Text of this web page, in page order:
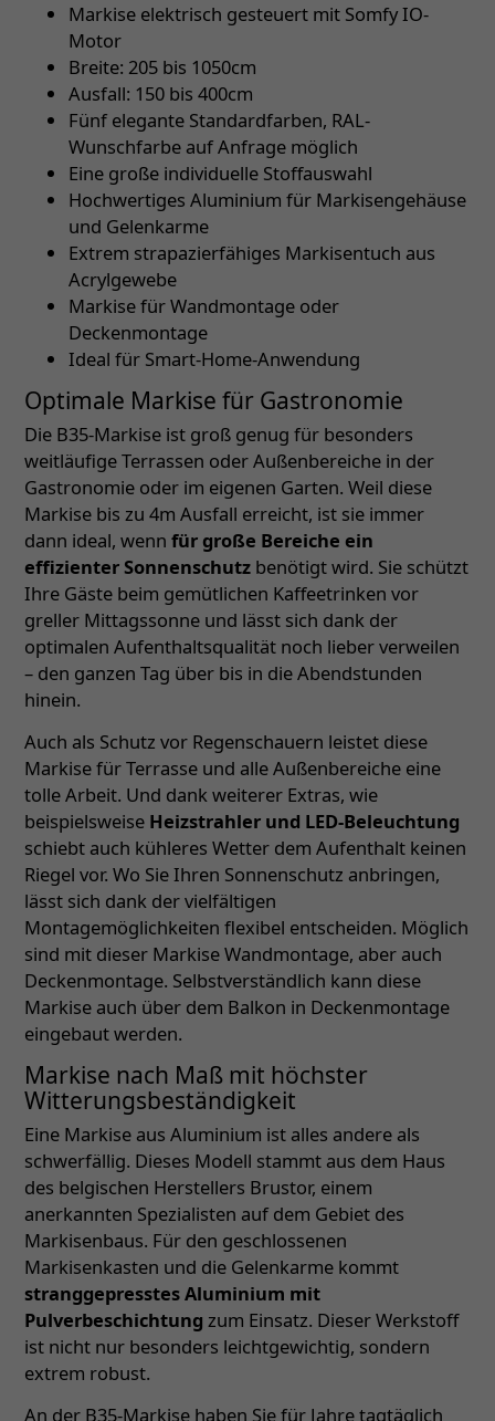
Markise elektrisch gesteuert mit Somfy IO-
Motor
Breite: 205 bis 1050cm
Ausfall: 150 bis 400cm
Fünf elegante Standardfarben, RAL-
Wunschfarbe auf Anfrage möglich
Eine große individuelle Stoffauswahl
Hochwertiges Aluminium für Markisengehäuse
und Gelenkarme
Extrem strapazierfähiges Markisentuch aus
Acrylgewebe
Markise für Wandmontage oder
Deckenmontage
Ideal für Smart-Home-Anwendung
Optimale Markise für Gastronomie
Die B35-Markise ist groß genug für besonders
weitläufige Terrassen oder Außenbereiche in der
Gastronomie oder im eigenen Garten. Weil diese
Markise bis zu 4m Ausfall erreicht, ist sie immer
dann ideal, wenn für große Bereiche ein
effizienter Sonnenschutz benötigt wird. Sie schützt
Ihre Gäste beim gemütlichen Kaffeetrinken vor
greller Mittagssonne und lässt sich dank der
optimalen Aufenthaltsqualität noch lieber verweilen
– den ganzen Tag über bis in die Abendstunden
hinein.
Auch als Schutz vor Regenschauern leistet diese
Markise für Terrasse und alle Außenbereiche eine
tolle Arbeit. Und dank weiterer Extras, wie
beispielsweise Heizstrahler und LED-Beleuchtung
schiebt auch kühleres Wetter dem Aufenthalt keinen
Riegel vor. Wo Sie Ihren Sonnenschutz anbringen,
lässt sich dank der vielfältigen
Montagemöglichkeiten flexibel entscheiden. Möglich
sind mit dieser Markise Wandmontage, aber auch
Deckenmontage. Selbstverständlich kann diese
Markise auch über dem Balkon in Deckenmontage
eingebaut werden.
Markise nach Maß mit höchster
Witterungsbeständigkeit
Eine Markise aus Aluminium ist alles andere als
schwerfällig. Dieses Modell stammt aus dem Haus
des belgischen Herstellers Brustor, einem
anerkannten Spezialisten auf dem Gebiet des
Markisenbaus. Für den geschlossenen
Markisenkasten und die Gelenkarme kommt
stranggepresstes Aluminium mit
Pulverbeschichtung zum Einsatz. Dieser Werkstoff
ist nicht nur besonders leichtgewichtig, sondern
extrem robust.
An der B35-Markise haben Sie für Jahre tagtäglich